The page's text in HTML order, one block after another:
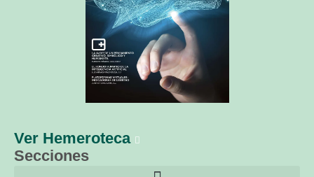
Ver Hemeroteca
Secciones